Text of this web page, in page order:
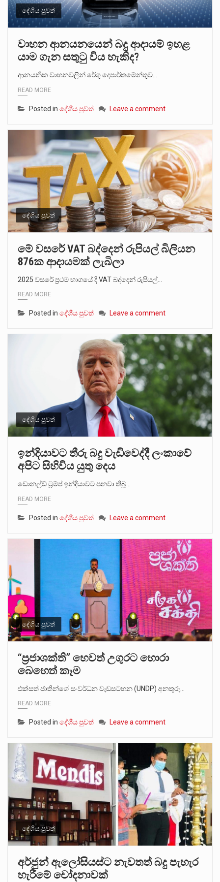
දේශීය පුවත්
වාහන ආනයනයෙන් බදු ආදායම් ඉහළ
යාම ගැන සතුටු විය හැකිද?
ආනයනික වාහනවලින් රේගු දෙපාර්තමේන්තුව…
READ MORE
Posted in දේශීය පුවත් Leave a comment
දේශීය පුවත්
මේ වසරේ VAT බද්දෙන් රුපියල් බිලියන
876ක ආදායමක් ලැබිලා
2025 වසරේ ප්‍රථම භාගයේ දී VAT බද්දෙන් රුපියල්…
READ MORE
Posted in දේශීය පුවත් Leave a comment
දේශීය පුවත්
ඉන්දියාවට තීරු බදු වැඩිවෙද්දී ලංකාවේ
අපිට සිහිවිය යුතු දෙය
ඩොනල්ඩ් ට්‍රම්ප් ඉන්දියාවට පනවා තිබූ…
READ MORE
Posted in දේශීය පුවත් Leave a comment
දේශීය පුවත්
“ප්‍රජාශක්ති” හෙවත් උගුරට හොරා
බෙහෙත් කෑම
එක්සත් ජාතීන්ගේ සංවර්ධන වැඩසටහන (UNDP) අනතුරු…
READ MORE
Posted in දේශීය පුවත් Leave a comment
දේශීය පුවත්
අර්ජුන් ඇලෝසියස්ට නැවතත් බදු පැහැර
හැරීමේ චෝදනාවක්